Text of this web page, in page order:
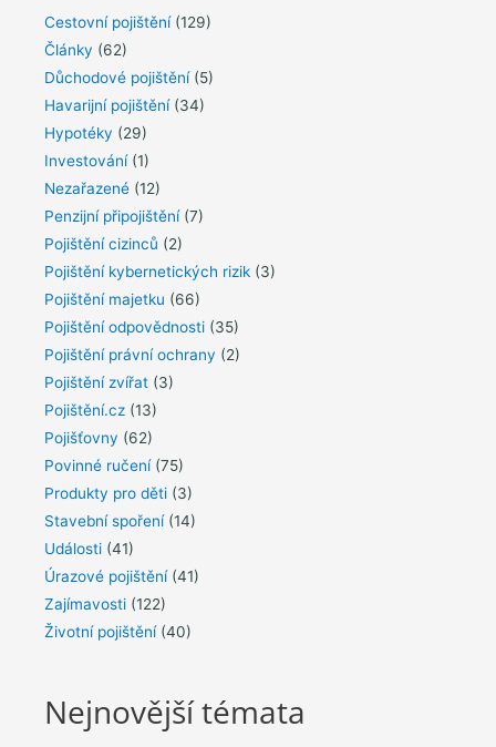
Cestovní pojištění(129)
Články (62)
Důchodové pojištění(5)
Havarijní pojištění(34)
Hypotéky (29)
Investování(1)
Nezařazené (12)
Penzijní připojištění(7)
Pojištění cizinců (2)
Pojištění kybernetických rizik (3)
Pojištění majetku (66)
Pojištění odpovědnosti (35)
Pojištění právní ochrany (2)
Pojištění zvířat (3)
Pojištění.cz (13)
Pojišťovny (62)
Povinné ručení(75)
Produkty pro děti (3)
Stavební spoření(14)
Události (41)
Úrazové pojištění(41)
Zajímavosti (122)
Životní pojištění(40)
Nejnovější témata